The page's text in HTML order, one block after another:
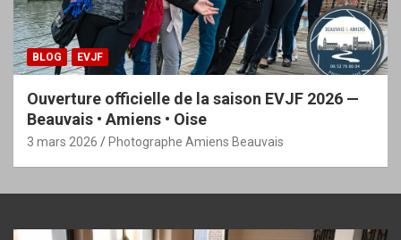
BLOG EVJF
Ouverture officielle de la saison EVJF 2026 —
Beauvais • Amiens • Oise
3 mars 2026 Photographe Amiens Beauvais